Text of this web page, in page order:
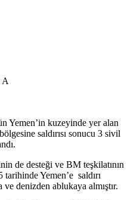
A
Yemen’in kuzeyinde yer alan
saldırısı sonucu 3 sivil
de desteği ve BM teşkilatının
Yemen’e saldırı
denizden ablukaya almıştır.